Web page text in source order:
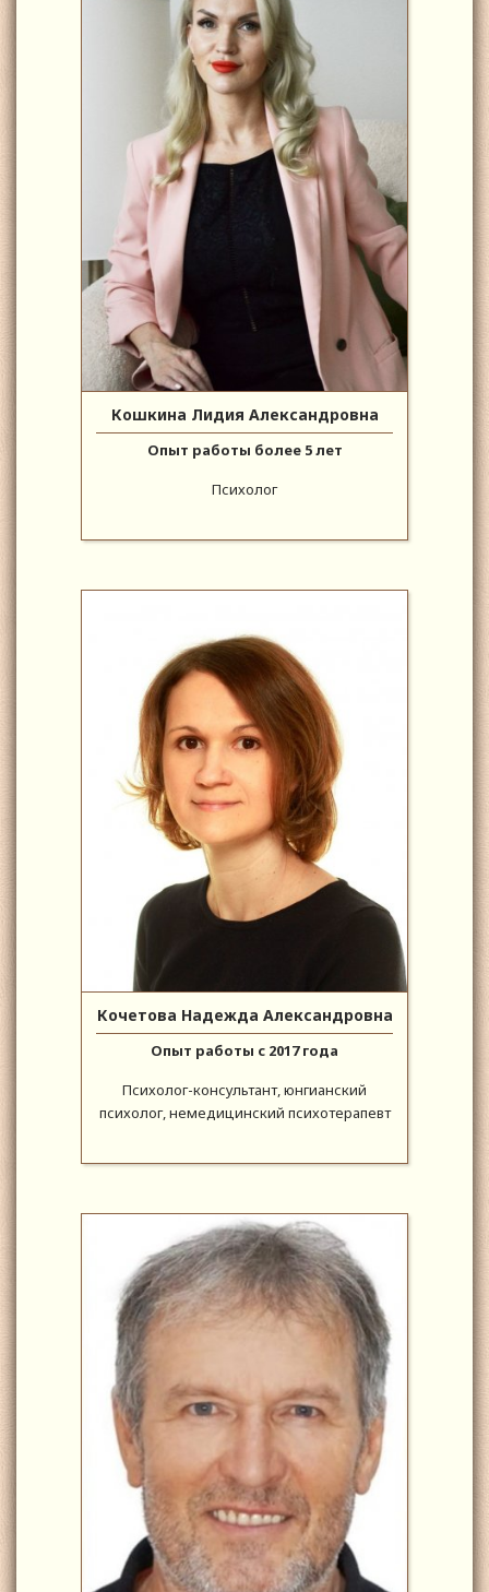
Кошкина Лидия Александровна
Опыт работы более 5 лет
Психолог
Кочетова Надежда Александровна
Опыт работы с 2017 года
Психолог-консультант, юнгианский
психолог, немедицинский психотерапевт